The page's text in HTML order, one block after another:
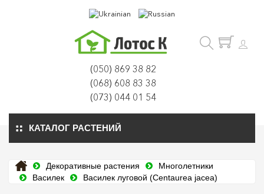
(050) 869 38 82
(068) 608 83 38
(073) 044 01 54
КАТАЛОГ РАСТЕНИЙ
Декоративные растения
Многолетники
Василек
Василек луговой (Centaurea jacea)